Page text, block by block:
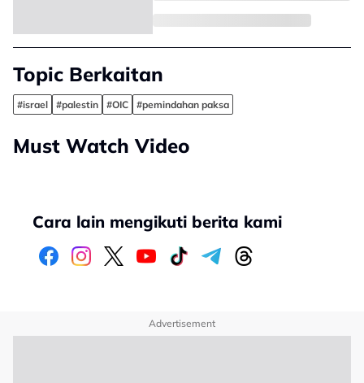
Topic Berkaitan
#israel #palestin #OIC #pemindahan paksa
Must Watch Video
Cara lain mengikuti berita kami
Advertisement